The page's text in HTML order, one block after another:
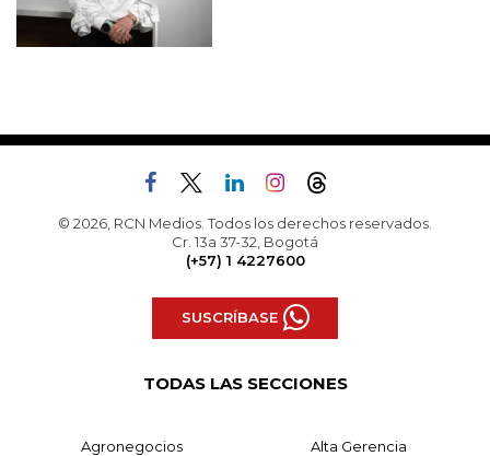
© 2026, RCN Medios. Todos los derechos reservados.
Cr. 13a 37-32, Bogotá
(+57) 1 4227600
SUSCRÍBASE
TODAS LAS SECCIONES
Agronegocios Alta Gerencia